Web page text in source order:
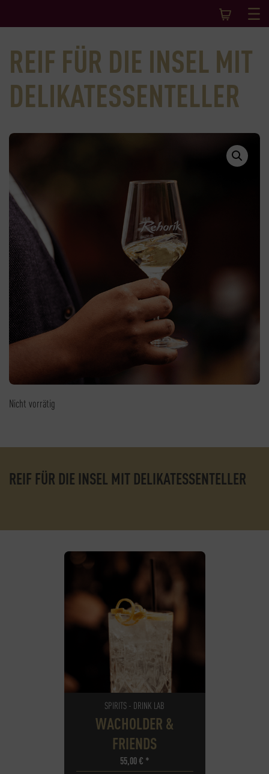
REIF FÜR DIE INSEL MIT
DELIKATESSENTELLER
Nicht vorrätig
REIF FÜR DIE INSEL MIT DELIKATESSENTELLER
SPIRITS - DRINK LAB
WACHOLDER &
FRIENDS
55,00€ *